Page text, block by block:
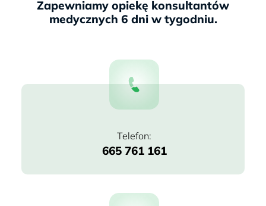
665 761 161